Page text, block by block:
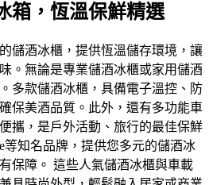
箱，恆溫保鮮精選
儲酒冰櫃，提供恆溫儲存環境，讓
。無論是專業儲酒冰櫃或家用儲酒
多款儲酒冰櫃，具備電子溫控、防
保美酒品質。此外，還有多功能車
攜，是戶外活動、旅行的最佳保鮮
等知名品牌，提供您多元的儲酒冰
保障。 這些人氣儲酒冰櫃與車載